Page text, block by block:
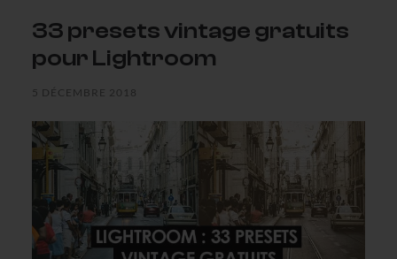
33 presets vintage gratuits
pour Lightroom
5 DÉCEMBRE 2018